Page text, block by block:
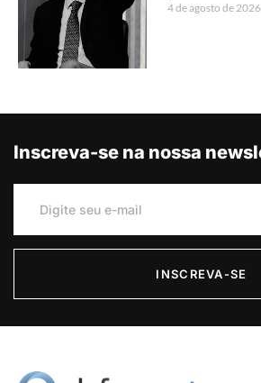
4 de agosto de 2026
Inscreva-se na nossa
INSCREVA-SE